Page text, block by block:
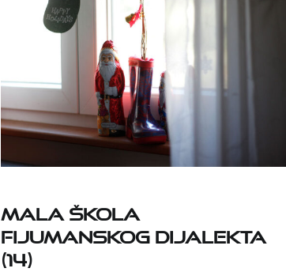
Mala škola
fijumanskog dijalekta
(14)